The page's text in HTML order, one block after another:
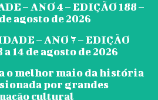
– ANO 4 – EDIÇÃO 188 –
agosto de 2026
– ANO 7 – EDIÇÃO
a 14 de agosto de 2026
o melhor maio da história
por grandes
cultural